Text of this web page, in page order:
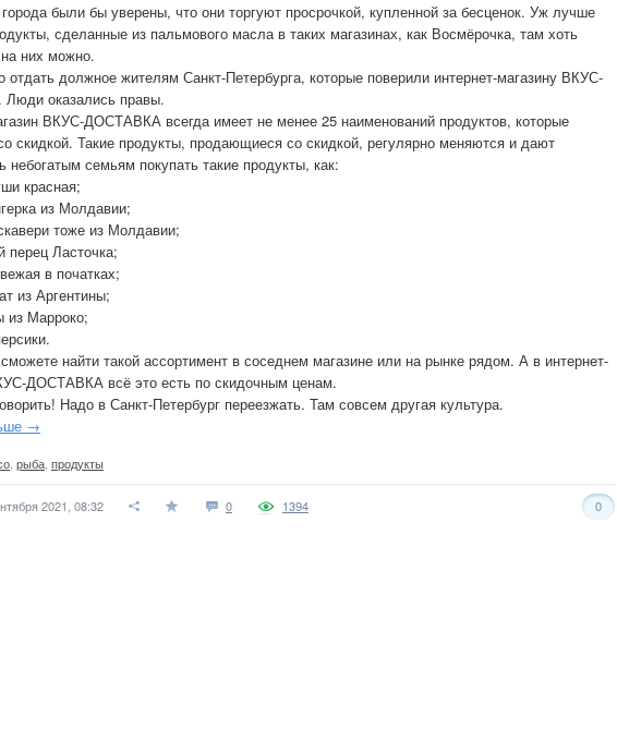
были бы уверены, что они торгуют просрочкой, купленной за бесценок. Уж лучше
сделанные из пальмового масла в таких магазинах, как Восмёрочка, там хоть
них можно.
отдать должное жителям Санкт-Петербурга, которые поверили интернет-магазину ВКУС-
оказались правы.
ВКУС-ДОСТАВКА всегда имеет не менее 25 наименований продуктов, которые
скидкой. Такие продукты, продающиеся со скидкой, регулярно меняются и дают
небогатым семьям покупать такие продукты, как:
красная;
из Молдавии;
тоже из Молдавии;
перец Ласточка;
в початках;
из Аргентины;
из Марроко;
найти такой ассортимент в соседнем магазине или на рынке рядом. А в интернет-
ДОСТАВКА всё это есть по скидочным ценам.
Надо в Санкт-Петербург переезжать. Там совсем другая культура.
→
рыба продукты
2021, 08:32 0 0
1394